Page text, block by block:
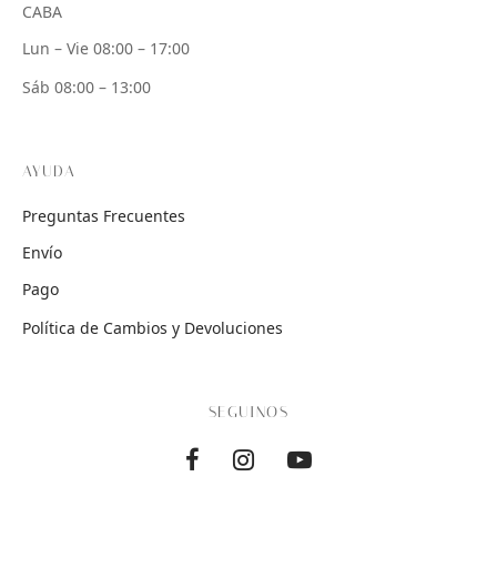
CABA
Lun – Vie 08:00 – 17:00
Sáb 08:00 – 13:00
AYUDA
Preguntas Frecuentes
Envío
Pago
Política de Cambios y Devoluciones
SEGUINOS